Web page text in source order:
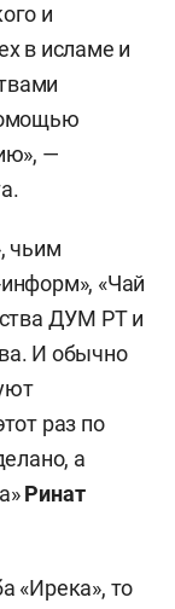
и
в исламе и
—
чьим
«Чай
ДУМ РТ и
И обычно
раз по
а
Ринат
«Ирека», то